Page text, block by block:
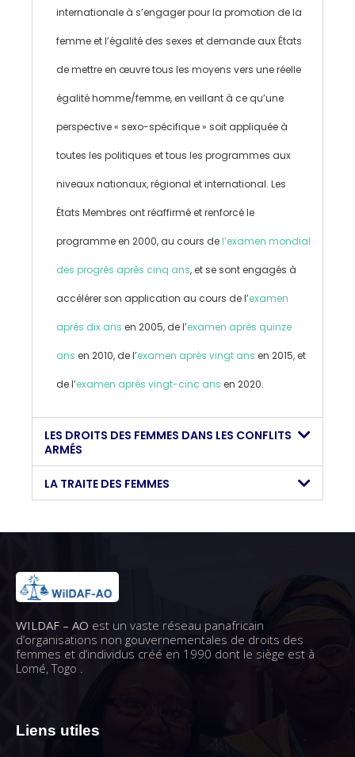
internationale à s’engager pour la promotion de la
femme et l’égalité des sexes et demande aux États
de mettre en œuvre tous les moyens vers une réelle
égalité homme/femme, en veillant à ce qu’une
perspective « sexo-spécifique » soit appliquée à
toutes les politiques et tous les programmes aux
niveaux nationaux, régional et international. Les
États Membres ont réaffirmé et renforcé le
programme en 2000, au cours del’examen mondial
des progrès après cinq ans, et se sont engagés à
accélérer son application au cours de l’examen
après dix ans en 2005, de l’examen après quinze
ans en 2010, de l’examen après vingt ans en 2015, et
de l’examen après vingt-cinc ans en 2020.
LES DROITS DES FEMMES DANS LES CONFLITS
ARMÉS
LA TRAITE DES FEMMES
WILDAF – AO est un vaste réseau panafricain
d’organisations non gouvernementales de droits des
femmes et d’individus créé en 1990 dont le siège est à
Lomé, Togo .
Liens utiles